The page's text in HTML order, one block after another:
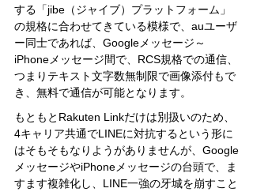
する「jibe（ジャイブ）プラットフォーム」
の規格に合わせてきている模様で、auユーザ
ー同士であれば、Googleメッセージ～
iPhoneメッセージ間で、RCS規格での通信、
つまりテキスト文字数無制限で画像添付もで
き、無料で通信が可能となります。
もともとRakuten Linkだけは別扱いのため、
4キャリア共通でLINEに対抗するという形に
はそもそもなりようがありませんが、Google
メッセージやiPhoneメッセージの台頭で、ま
すます複雑化し、LINE一強の牙城を崩すこと